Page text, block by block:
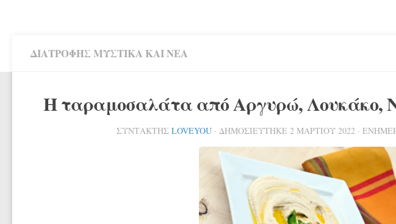
ΔΙΑΤΡΟΦΉΣ ΜΥΣΤΙΚΆ ΚΑΙ ΝΈΑ
Η ταραμοσαλάτα από Αργυρώ, Λουκάκο,
ΣΥΝΤΆΚΤΗΣ LOVEYOU · ΔΗΜΟΣΙΕΎΤΗΚΕ 2 ΜΑΡΤΊΟΥ 2022 ·